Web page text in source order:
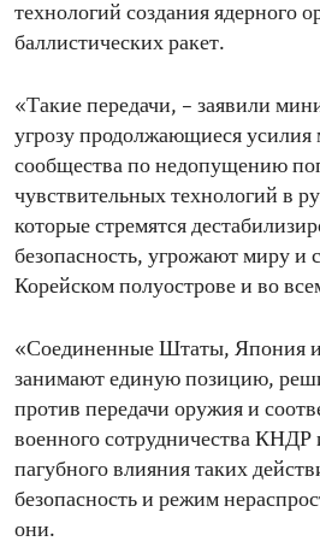
технологий создания ядерного
баллистических ракет.
«Такие передачи, – заявили
угрозу продолжающиеся усилия
сообщества по недопущению
чувствительных технологий в
которые стремятся
безопасность, угрожают миру и
Корейском полуострове и во
«Соединенные Штаты, Япония и
занимают единую позицию,
против передачи оружия и
военного сотрудничества КНДР
пагубного влияния таких
безопасность и режим
они.